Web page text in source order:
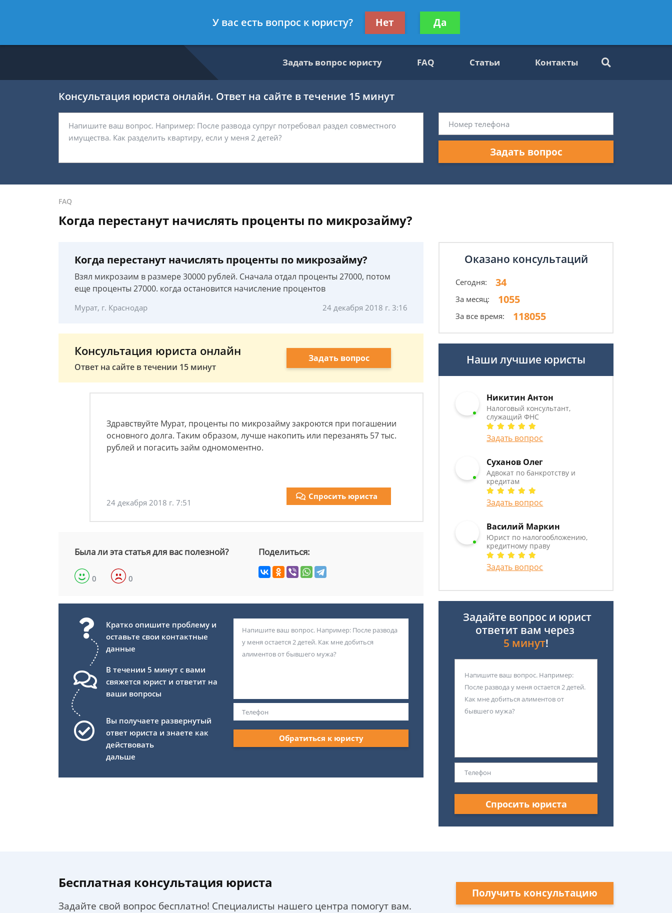
- Налоговый консультант, служащий ФНС
Получите консультацию
бесплатно
Задать вопрос юристу FAQ Статьи Контакты
Консультация юриста онлайн. Ответ на сайте в течение 15 минут
Задать вопрос
FAQ
Когда перестанут начислять проценты по микрозайму?
Когда перестанут начислять проценты по микрозайму?
Взял микрозаим в размере 30000 рублей. Сначала отдал проценты 27000, потом
еще проценты 27000. когда остановится начисление процентов
Мурат, г. Краснодар 24 декабря 2018 г. 3:16
Консультация юриста онлайн
Ответ на сайте в течении 15 минут
Задать вопрос
Здравствуйте Мурат, проценты по микрозайму закроются при погашении
основного долга. Таким образом, лучше накопить или перезанять 57 тыс.
рублей и погасить займ одномоментно.
24 декабря 2018 г. 7:51
Спросить юриста
Была ли эта статья для вас полезной?
0 0
Поделиться:
Кратко опишите проблему и
оставьте свои контактные
данные
В течении 5 минут с вами
свяжется юрист и ответит на
ваши вопросы
Вы получаете развернутый
ответ юриста и знаете как
действовать
дальше
Обратиться к юристу
Оказано консультаций
Сегодня: 34
За месяц: 1055
За все время: 118055
Наши лучшие юристы
Никитин Антон
Налоговый консультант,
служащий ФНС
Задать вопрос
Суханов Олег
Адвокат по банкротству и
кредитам
Задать вопрос
Василий Маркин
Юрист по налогообложению,
кредитному праву
Задать вопрос
Задайте вопрос и юрист
ответит вам через
5 минут!
Спросить юриста
Бесплатная консультация юриста
Задайте свой вопрос бесплатно! Специалисты нашего центра помогут вам.
Получить консультацию
У вас есть вопрос к юристу? Нет Да